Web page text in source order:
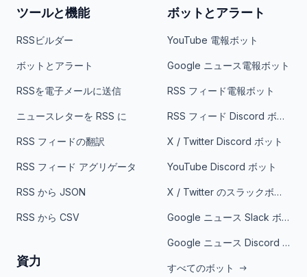
ツールと機能
RSSビルダー
ボットとアラート
RSSを電子メールに送信
ニュースレターを RSS に
RSS フィードの翻訳
RSS フィード アグリゲータ
RSS から JSON
RSS から CSV
資力
ボットとアラート
YouTube 電報ボット
Google ニュース電報ボット
RSS フィード電報ボット
RSS フィード Discord ボット
X / Twitter Discord ボット
YouTube Discord ボット
X / Twitter のスラックボット
Google ニュース Slack ボット
Google ニュース Discord ボット
すべてのボット